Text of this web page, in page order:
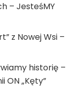
– JesteśMY
z Nowej Wsi –
historię –
ON „Kęty”